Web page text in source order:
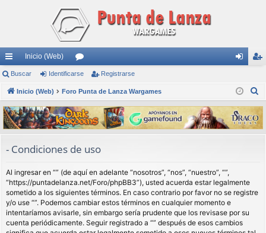
nl
ac
es
rá
s
Inicio (Web)
or
os nti
fic
ar
ist
ra
rs
Buscar Identificarse Registrarse
Inicio (Web) Foro Punta de Lanza Wargames
s
c
- Condiciones de uso
Al ingresar en “” (de aquí en adelante “nosotros”, “nos”, “nuestro”, “”,
“https://puntadelanza.net/Foro/phpBB3”), usted acuerda estar legalmente
sometido a los siguientes términos. En caso contrario por favor no se registre
y/o use “”. Podemos cambiar estos términos en cualquier momento e
intentaríamos avisarle, sin embargo sería prudente que los revisase por su
cuenta periódicamente. Seguir registrado a “” después de esos cambios